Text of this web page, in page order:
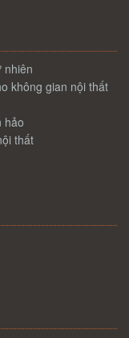
nhiên
không gian nội thất
hảo
thất